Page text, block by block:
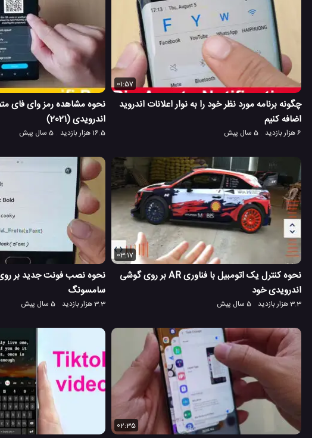
01:57
چگونه برنامه مورد نظر خود را به نوار اعلانات اندروید
اضافه کنیم
6 هزار بازدید 5 سال پیش
نحوه مشاهده رمز وای فای
اندرویدی (2021)
16.5 هزار بازدید 5 سال پیش
03:17
نحوه کنترل یک اتومبیل با فناوری AR بر روی گوشی
اندرویدی خود
3.3 هزار بازدید 5 سال پیش
نحوه نصب فونت جدید بر
سامسونگ
3.3 هزار بازدید 5 سال پیش
02:35